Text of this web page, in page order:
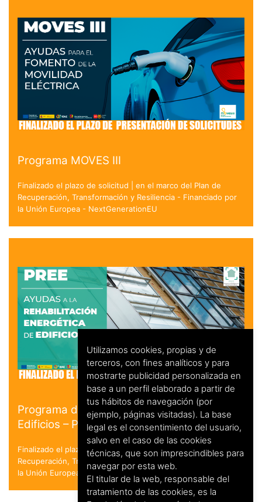
Programa MOVES III
Finalizado el plazo de solicitud | en el marco del Plan de
Recuperación, Transformación y Resiliencia - Financiado por
la Unión Europea - NextGenerationEU
Programa de Rehabilitación Energética de
Edificios – PREE
Finalizado el plazo de solicitud. en el marco del Plan de
Recuperación, Transformación y Resiliencia - Financiado por
la Unión Europea - NextGenerationEU
Utilizamos cookies, propias y de
terceros, con fines analíticos y para
mostrarte publicidad personalizada en
base a un perfil elaborado a partir de
tus hábitos de navegación (por
ejemplo, páginas visitadas). La base
legal es el consentimiento del usuario,
salvo en el caso de las cookies
técnicas, que son imprescindibles para
navegar por esta web.
El titular de la web, responsable del
tratamiento de las cookies, es la